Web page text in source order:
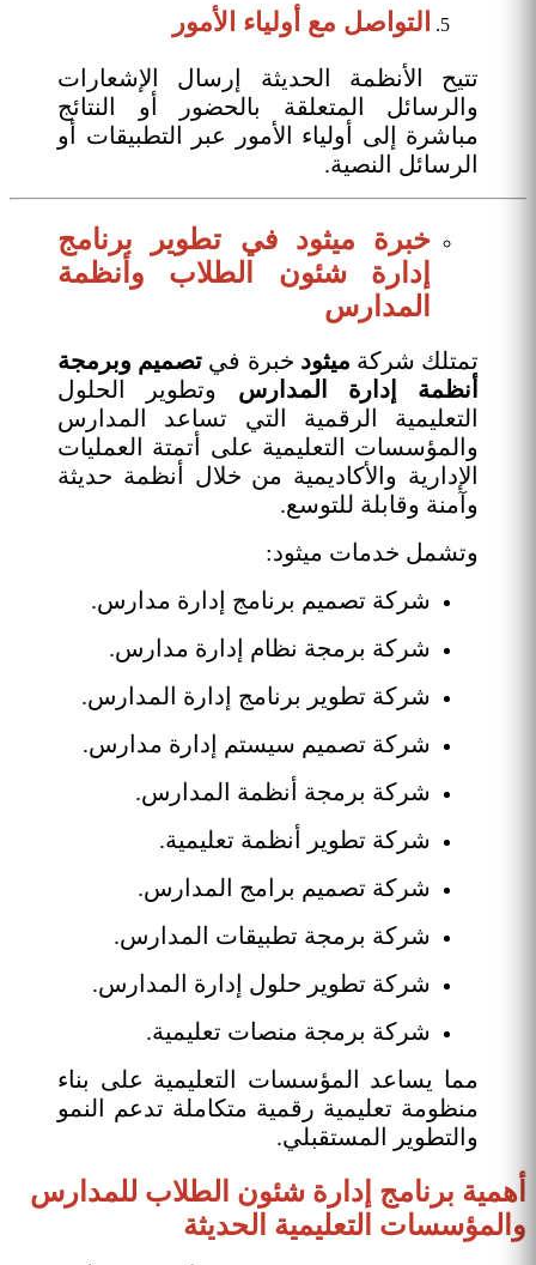
التواصل مع أولياء الأمور
تتيح الأنظمة الحديثة إرسال الإشعارات
والرسائل المتعلقة بالحضور أو النتائج
مباشرة إلى أولياء الأمور عبر التطبيقات أو
الرسائل النصية.
خبرة ميثود في تطوير برنامج
إدارة شئون الطلاب وأنظمة
المدارس
تمتلك شركة ميثود خبرة في تصميم وبرمجة
أنظمة إدارة المدارس وتطوير الحلول
التعليمية الرقمية التي تساعد المدارس
والمؤسسات التعليمية على أتمتة العمليات
الإدارية والأكاديمية من خلال أنظمة حديثة
وآمنة وقابلة للتوسع.
وتشمل خدمات ميثود:
شركة تصميم برنامج إدارة مدارس.
شركة برمجة نظام إدارة مدارس.
شركة تطوير برنامج إدارة المدارس.
شركة تصميم سيستم إدارة مدارس.
شركة برمجة أنظمة المدارس.
شركة تطوير أنظمة تعليمية.
شركة تصميم برامج المدارس.
شركة برمجة تطبيقات المدارس.
شركة تطوير حلول إدارة المدارس.
شركة برمجة منصات تعليمية.
مما يساعد المؤسسات التعليمية على بناء
منظومة تعليمية رقمية متكاملة تدعم النمو
والتطوير المستقبلي.
أهمية برنامج إدارة شئون الطلاب للمدارس
والمؤسسات التعليمية الحديثة